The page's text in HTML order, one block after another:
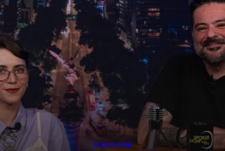
SPOILER SHOW